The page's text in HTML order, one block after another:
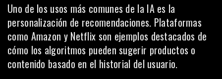
Uno de los usos más comunes de la IA es la
personalización de recomendaciones. Plataformas
como Amazon y Netflix son ejemplos destacados de
cómo los algoritmos pueden sugerir productos o
contenido basado en el historial del usuario.